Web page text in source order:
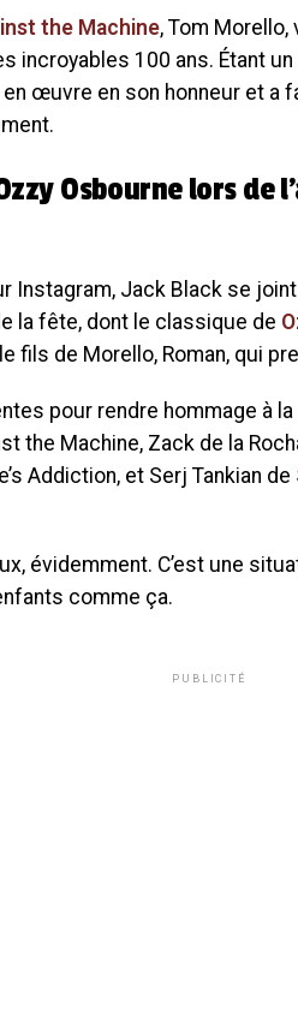
the Machine, Tom Morello,
incroyables 100 ans. Étant
œuvre en son honneur et a
Osbourne lors de
Instagram, Jack Black se
la fête, dont le classique de
fils de Morello, Roman, qui
pour rendre hommage à
the Machine, Zack de la
Addiction, et Serj Tankian de
évidemment. C’est une
comme ça.
PUBLICITÉ